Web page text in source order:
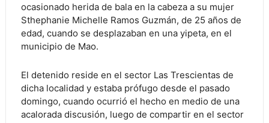
ocasionado herida de bala en la cabeza a su mujer
Sthephanie Michelle Ramos Guzmán, de 25 años de
edad, cuando se desplazaban en una yipeta, en el
municipio de Mao.
El detenido reside en el sector Las Trescientas de
dicha localidad y estaba prófugo desde el pasado
domingo, cuando ocurrió el hecho en medio de una
acalorada discusión, luego de compartir en el sector